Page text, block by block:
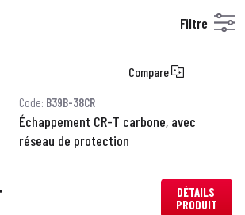
Filtre
Compare
Code: B39B-38CR
Échappement CR-T carbone, avec
réseau de protection
DÉTAILS
PRODUIT